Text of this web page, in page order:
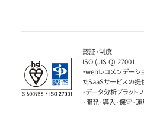
認証·制度
ISO (JIS Q) 27001
・webレコメンデー
たSaaSサービスの提
・データ分析プラッ
·開発·導入·保守·